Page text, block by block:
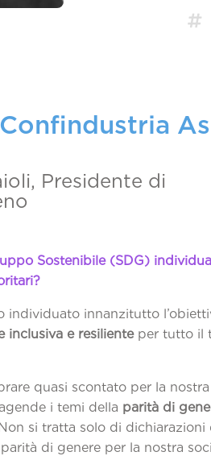

Presidente di
Sostenibile (SDG)
individuato innanzitutto
inclusiva e resilienteper tutto il
quasi scontato per la
i temi della parità di
si tratta solo di dichiarazioni
di genere per la nostra